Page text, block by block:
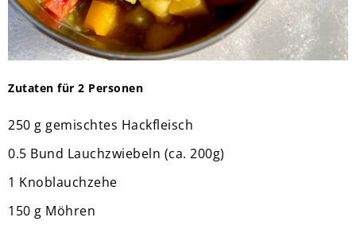
Zutaten für 2 Personen
250 g gemischtes Hackfleisch
0.5 Bund Lauchzwiebeln (ca. 200g)
1 Knoblauchzehe
150 g Möhren